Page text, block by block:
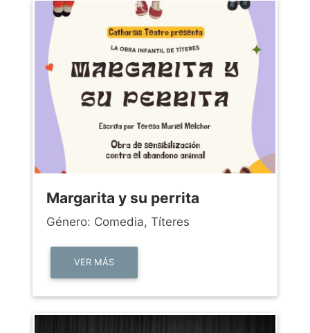
Margarita y su perrita
Género: Comedia, Títeres
VER MÁS